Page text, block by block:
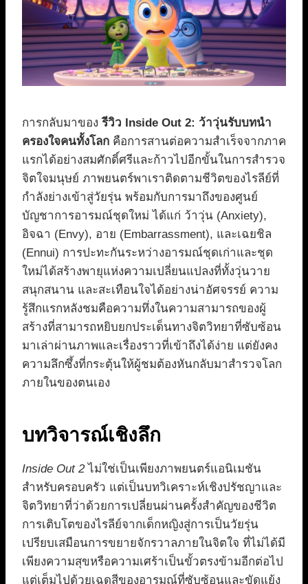
การกลับมาของรีวิว Inside Out 2: ว้าวุ่นรับบทนำ
ครองใจคนทั้งโลก คือการสานต่อความสำเร็จจากภาค
แรกได้อย่างสมศักดิ์ศรีและก้าวไปอีกขั้นในการสำรวจ
จิตใจมนุษย์ ภาพยนตร์พาเราติดตามชีวิตของไรลีย์ที่
กำลังย่างเข้าสู่วัยรุ่น พร้อมกับการมาถึงของศูนย์
บัญชาการอารมณ์ชุดใหม่ ได้แก่ ว้าวุ่น (Anxiety),
อิจฉา (Envy), อาย (Embarrassment), และเฉยชิล
(Ennui) การปะทะกันระหว่างอารมณ์ชุดเก่าและชุด
ใหม่ได้สร้างพายุแห่งความเปลี่ยนแปลงที่ทั้งวุ่นวาย
สนุกสนาน และสะเทือนใจได้อย่างน่าอัศจรรย์ ความ
รู้สึกแรกหลังชมคือความทึ่งในความสามารถของผู้
สร้างที่สามารถหยิบยกประเด็นทางจิตวิทยาที่ซับซ้อน
มาเล่าผ่านภาพและเรื่องราวที่เข้าถึงได้ง่าย แต่ยังคง
ความลึกซึ้งที่กระตุ้นให้ผู้ชมต้องหันกลับมาสำรวจโลก
ภายในของตนเอง
บทวิจารณ์เชิงลึก
Inside Out 2ไม่ใช่เป็นเพียงภาพยนตร์แอนิเมชัน
สำหรับครอบครัว แต่เป็นบทวิเคราะห์เชิงปรัชญาและ
จิตวิทยาที่ว่าด้วยการเปลี่ยนผ่านครั้งสำคัญของชีวิต
การเติบโตของไรลีย์จากเด็กหญิงสู่การเป็นวัยรุ่น
เปรียบเสมือนการขยายจักรวาลภายในจิตใจ ที่ไม่ได้มี
เพียงความสุขหรือความเศร้าเป็นขั้วตรงข้ามอีกต่อไป
แต่เต็มไปด้วยเฉดสีของอารมณ์ที่ซับซ้อนและขัดแย้ง